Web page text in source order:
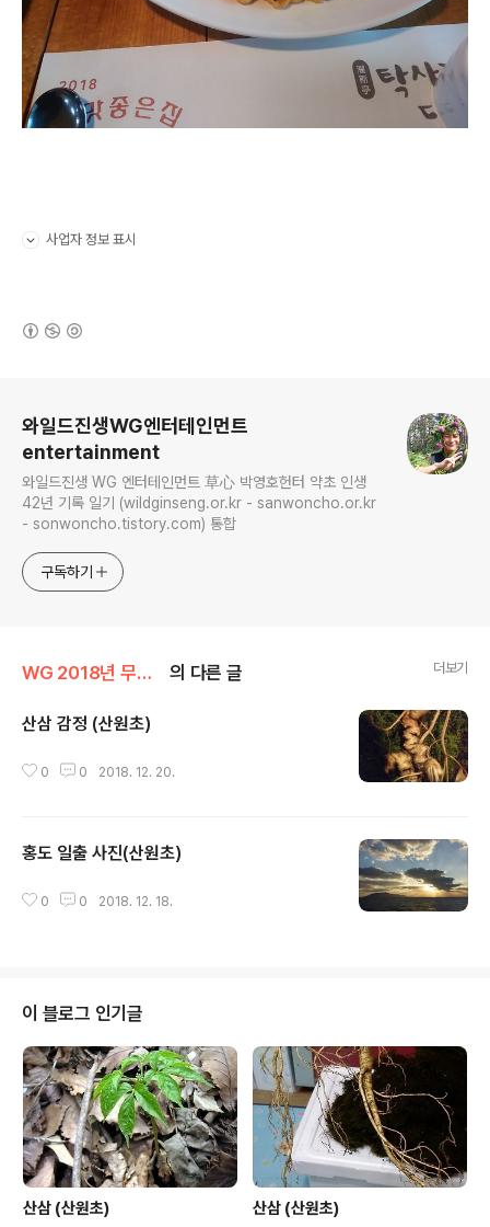
사업자 정보 표시
와일드진생WG엔터테인먼트
entertainment
와일드진생 WG 엔터테인먼트 草心 박영호헌터 약초 인생
42년 기록 일기 (wildginseng.or.kr - sanwoncho.or.kr
- sonwoncho.tistory.com) 통합
구독하기
WG 2018년 무술년 기록 의 다른 글 더보기
산삼 감정 (산원초)
0 0 2018. 12. 20.
홍도 일출 사진(산원초)
0 0 2018. 12. 18.
이 블로그 인기글
산삼 (산원초) 산삼 (산원초)